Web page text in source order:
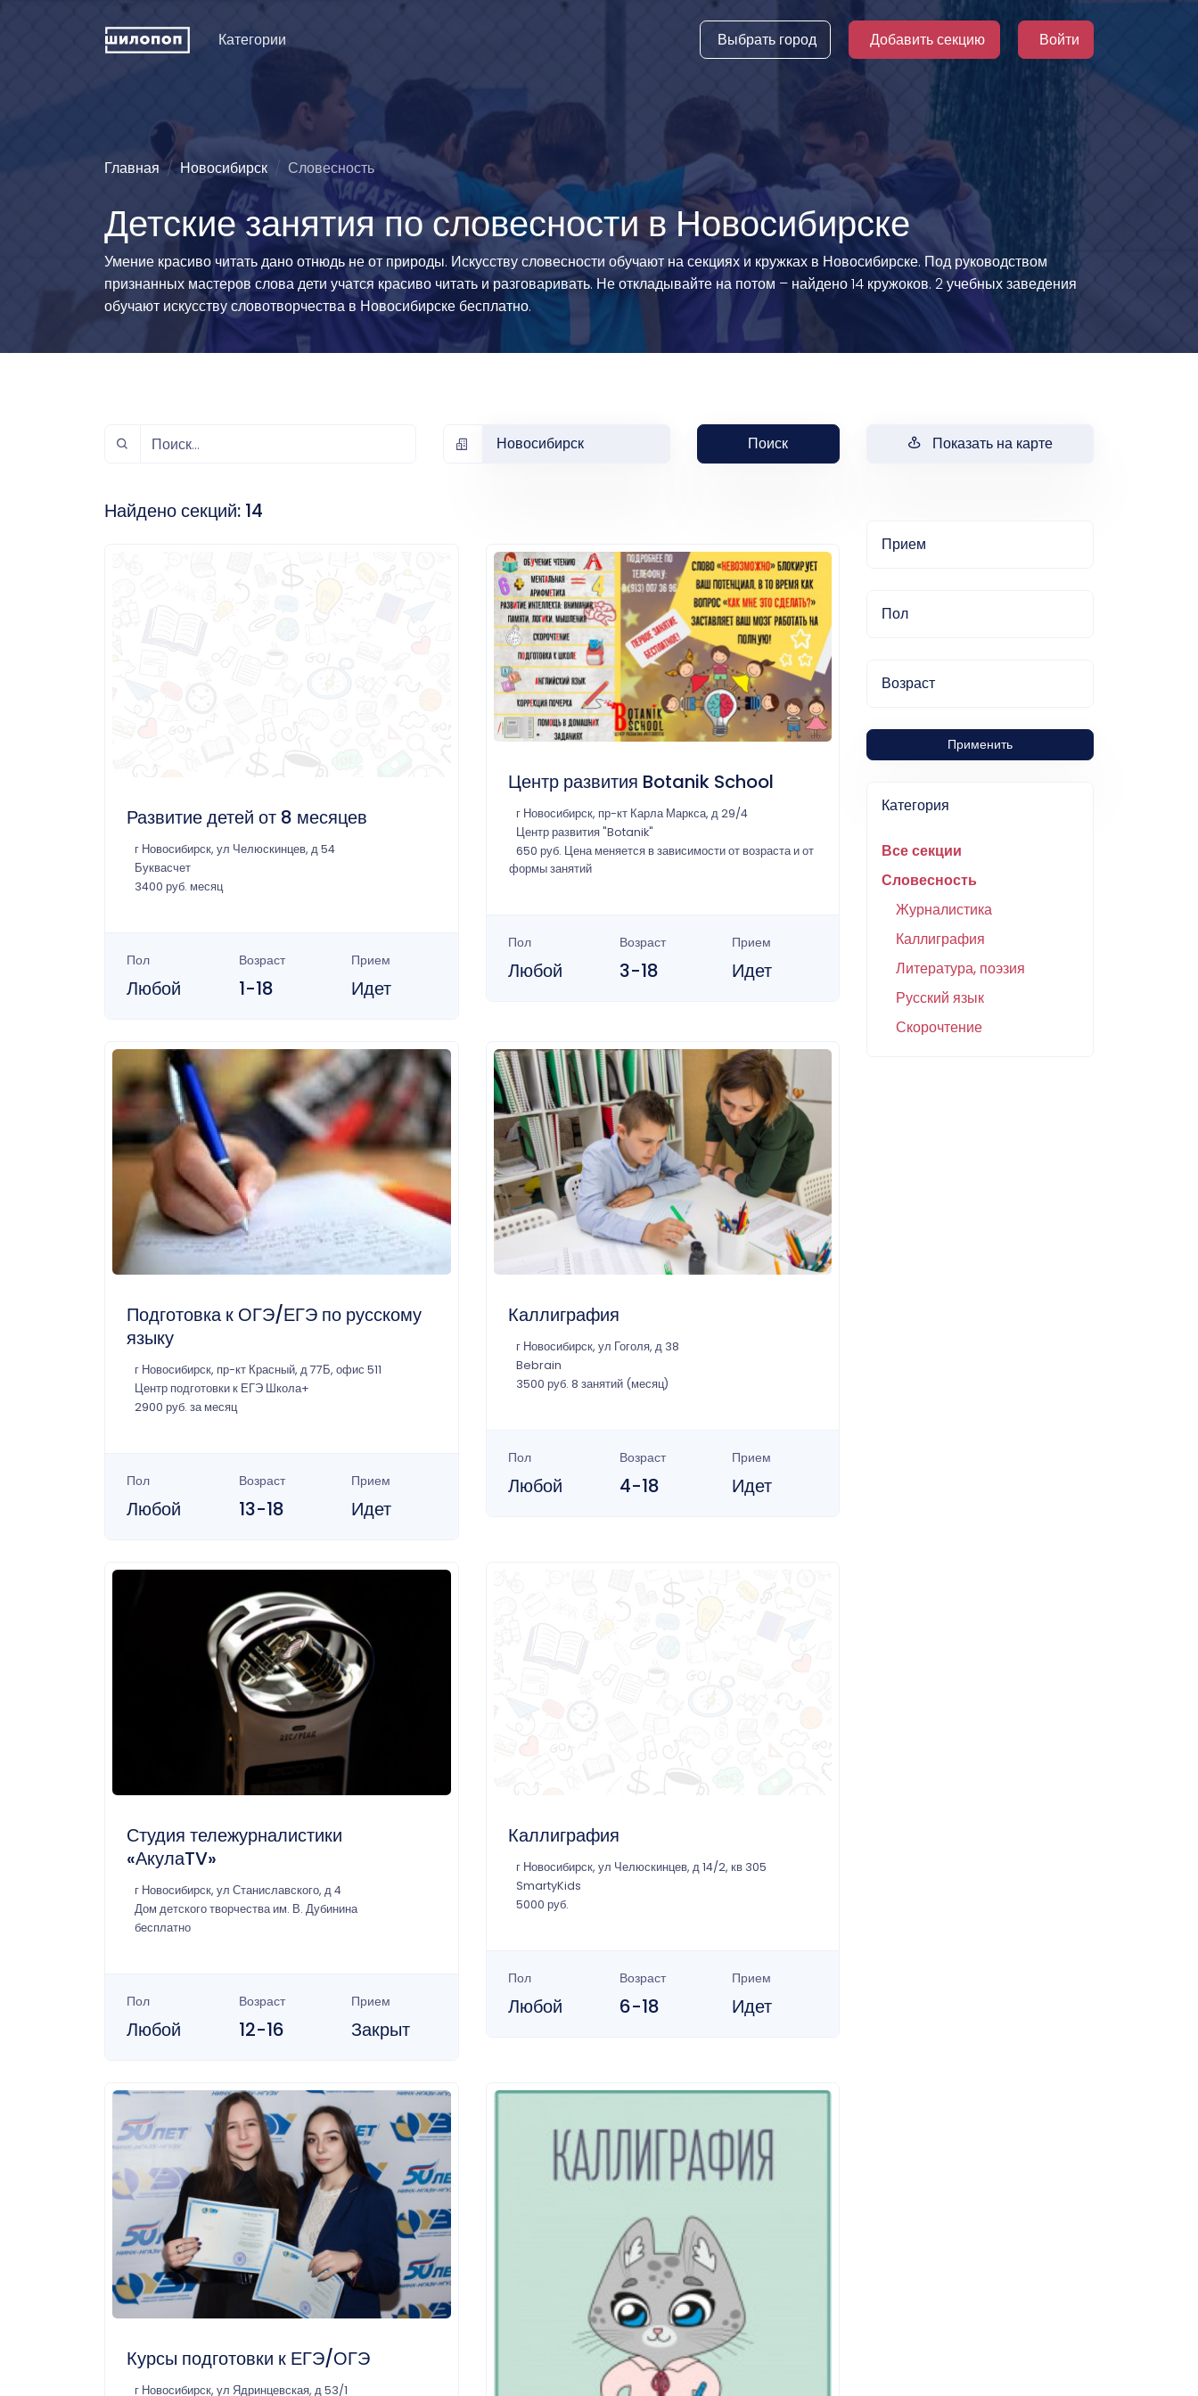
Категории
Иностранные языки
Развитие интеллекта
Информационные
История и традиции
Хореография (танцы)
Зрелищные искусства
Познавательные
развлечения
Естественные науки
Люди и животные
Эстетические виды
спорта
Единоборства
игровой спорт
Физкультура
рождения
Мода и стиль
Туризм
Технические виды
спорта
Силовой спорт
Водные виды спорта
Легкая атлетика и
Выбрать город Добавить секцию Войти
Главная Новосибирск Словесность
Детские занятия по словесности в Новосибирске
Умение красиво читать дано отнюдь не от природы. Искусству словесности обучают на секциях и кружках в Новосибирске. Под руководством
признанных мастеров слова дети учатся красиво читать и разговаривать. Не откладывайте на потом – найдено 14 кружоков. 2 учебных заведения
обучают искусству словотворчества в Новосибирске бесплатно.
Новосибирск Поиск Показать на карте
Прием
Пол
Возраст
Применить
Категория
Все секции
Словесность
Журналистика
Каллиграфия
Литература, поэзия
Русский язык
Скорочтение
Найдено секций: 14
Развитие детей от 8 месяцев
г Новосибирск, ул Челюскинцев, д 54
Буквасчет
3400 руб. месяц
Пол
Любой
Возраст
1-18
Прием
Идет
Центр развития Botanik School
г Новосибирск, пр-кт Карла Маркса, д 29/4
Центр развития "Botanik"
650 руб. Цена меняется в зависимости от возраста и от
формы занятий
Пол
Любой
Возраст
3-18
Прием
Идет
Подготовка к ОГЭ/ЕГЭ по русскому
языку
г Новосибирск, пр-кт Красный, д 77Б, офис 511
Центр подготовки к ЕГЭ Школа+
2900 руб. за месяц
Пол
Любой
Возраст
13-18
Прием
Идет
Каллиграфия
г Новосибирск, ул Гоголя, д 38
Bebrain
3500 руб. 8 занятий (месяц)
Пол
Любой
Возраст
4-18
Прием
Идет
Студия тележурналистики
«АкулаTV»
г Новосибирск, ул Станиславского, д 4
Дом детского творчества им. В. Дубинина
бесплатно
Пол
Любой
Возраст
12-16
Прием
Закрыт
Каллиграфия
г Новосибирск, ул Челюскинцев, д 14/2, кв 305
SmartyKids
5000 руб.
Пол
Любой
Возраст
6-18
Прием
Идет
Курсы подготовки к ЕГЭ/ОГЭ
г Новосибирск, ул Ядринцевская, д 53/1